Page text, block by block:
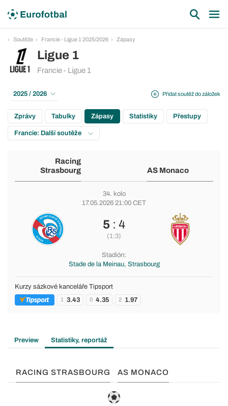
Soutěže Francie - Ligue 1 2025/2026 Zápasy
Ligue 1
Francie - Ligue 1
Přidat soutěž do záložek
2025 / 2026
Zprávy Tabulky Zápasy Statistiky Přestupy
Francie: Další soutěže
Racing
Strasbourg
AS Monaco
34. kolo
17.05.2026 21:00 CET
5: 4
(1:3)
Stadión:
Stade de la Meinau, Strasbourg
Kurzy sázkové kanceláře Tipsport
1 3.43 0 4.35 2 1.97
Preview Statistiky, reportáž
RACING STRASBOURG AS MONACO